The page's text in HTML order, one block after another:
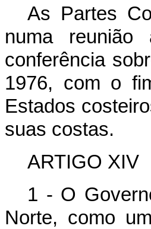
As Partes
numa
conferência
1976, com o
Estados
suas costas.
ARTIGO XIV
1 - O
Norte, como